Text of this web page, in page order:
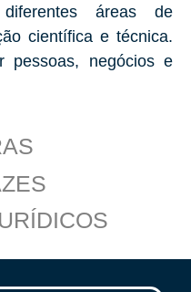
áreas de
científica e técnica.
pessoas, negócios e